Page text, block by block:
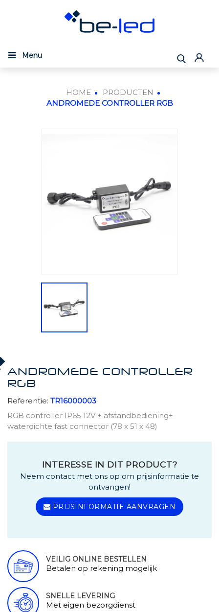
Menu
HOME
PRODUCTEN
ANDROMEDE CONTROLLER RGB
ANDROMEDE CONTROLLER
RGB
Referentie: TR16000003
RGB controller IP65 12V + afstandbediening+
waterdichte fast connector (78 x 51 x 48)
INTERESSE IN DIT PRODUCT?
Neem contact met ons op om prijsinformatie te
ontvangen!
PRIJSINFORMATIE AANVRAGEN
VEILIG ONLINE BESTELLEN
Betalen op rekening mogelijk
SNELLE LEVERING
Met eigen bezorgdienst